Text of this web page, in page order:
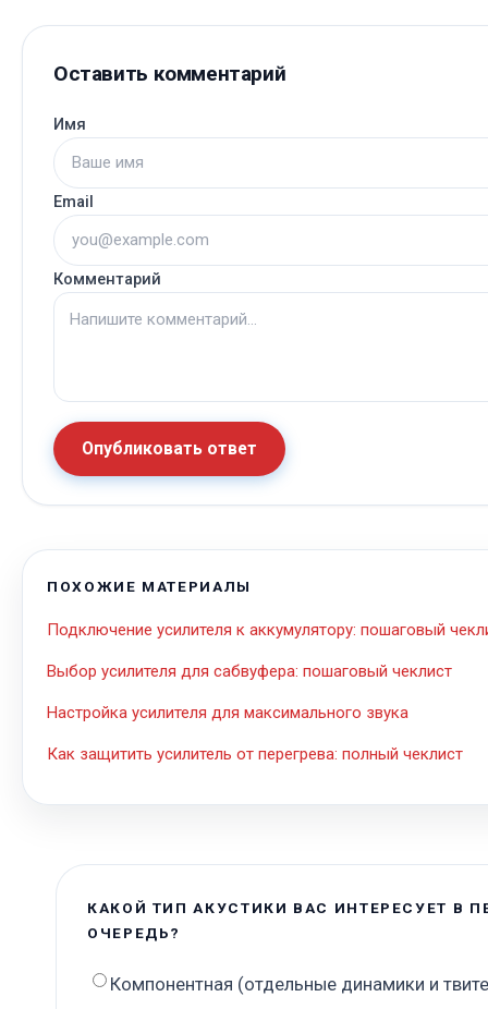
Оставить комментарий
Имя
Email
Комментарий
Опубликовать ответ
ПОХОЖИЕ МАТЕРИАЛЫ
Подключение усилителя к аккумулятору: пошаговый
Выбор усилителя для сабвуфера: пошаговый чеклист
Настройка усилителя для максимального звука
Как защитить усилитель от перегрева: полный чеклист
КАКОЙ ТИП АКУСТИКИ ВАС ИНТЕРЕСУЕТ В
ОЧЕРЕДЬ?
Компонентная (отдельные динамики и